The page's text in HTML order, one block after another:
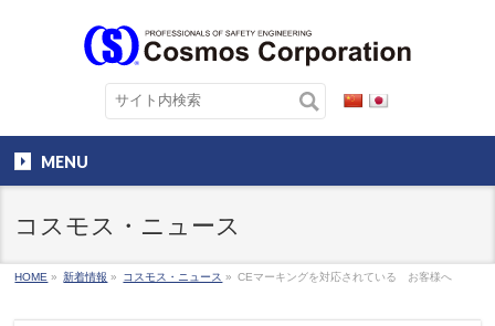
MENU
コスモス・ニュース
HOME » 新着情報 » コスモス・ニュース » CEマーキングを対応されている お客様へ